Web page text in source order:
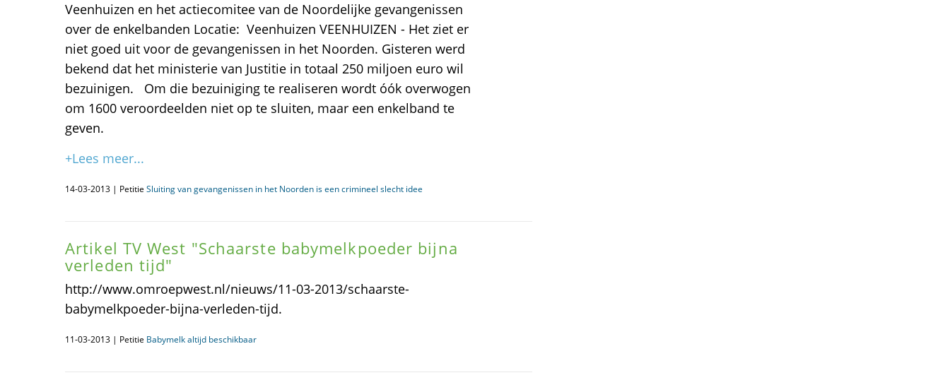
Veenhuizen en het actiecomitee van de Noordelijke gevangenissen
over de enkelbanden Locatie: Veenhuizen VEENHUIZEN - Het ziet er
niet goed uit voor de gevangenissen in het Noorden. Gisteren werd
bekend dat het ministerie van Justitie in totaal 250 miljoen euro wil
bezuinigen. Om die bezuiniging te realiseren wordt óók overwogen
om 1600 veroordeelden niet op te sluiten, maar een enkelband te
geven.
+Lees meer...
14-03-2013 | Petitie Sluiting van gevangenissen in het Noorden is een crimineel slecht idee
Artikel TV West "Schaarste babymelkpoeder bijna
verleden tijd"
http://www.omroepwest.nl/nieuws/11-03-2013/schaarste-
babymelkpoeder-bijna-verleden-tijd.
11-03-2013 | Petitie Babymelk altijd beschikbaar